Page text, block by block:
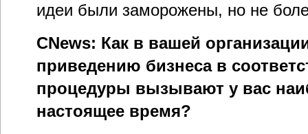
идеи были заморожены, но не
CNews: Как в вашей
приведению бизнеса в
процедуры вызывают у вас
настоящее время?